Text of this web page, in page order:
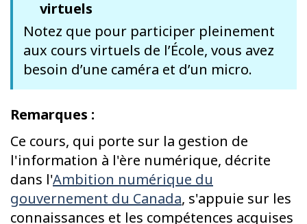
virtuels
Notez que pour participer pleinement
aux cours virtuels de l’École, vous avez
besoin d’une caméra et d’un micro.
Remarques :
Ce cours, qui porte sur la gestion de
l'information à l'ère numérique, décrite
dans l'Ambition numérique du
gouvernement du Canada, s'appuie sur les
connaissances et les compétences acquises